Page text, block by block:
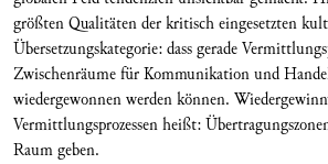
größten Qualitäten der kritisch eingesetzten
Übersetzungskategorie: dass gerade
Zwischenräume für Kommunikation und
wiedergewonnen werden können.
Vermittlungsprozessen heißt:
Raum geben.